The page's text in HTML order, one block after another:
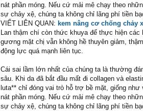
nát phần móng. Nếu cứ mải mê chạy theo
sự chảy xệ, chúng ta không chỉ lãng phí tiền
VIẾT LIÊN QUAN: kem nâng cơ chống chảy
Lan thậm chí còn thức khuya để thực hiện
gương mặt chị vẫn không hề thuyên giảm,
động lực quá mạnh liên tục.
Cái sai lầm lớn nhất của chúng ta là thường
sâu. Khi da đã bắt đầu mất đi collagen và
luta** chỉ đóng vai trò hỗ trợ bề mặt, giống
nát phần móng. Nếu cứ mải mê chạy theo
sự chảy xệ, chúng ta không chỉ lãng phí tiền